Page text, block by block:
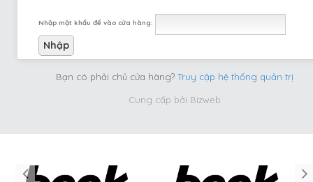
Nhập mật khẩu để vào cửa hàng:
Bạn có phải chủ cửa hàng? Truy cập hệ thống quản trị
Cung cấp bởi Bizweb